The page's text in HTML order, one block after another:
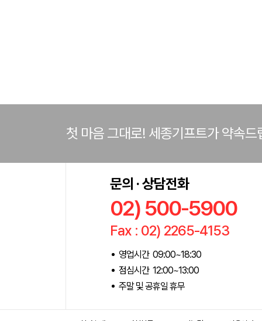
첫 마음 그대로! 세종기프트가 약속드
문의 · 상담전화
02) 500-5900
Fax : 02) 2265-4153
영업시간 09:00~18:30
점심시간 12:00~13:00
주말 및 공휴일 휴무